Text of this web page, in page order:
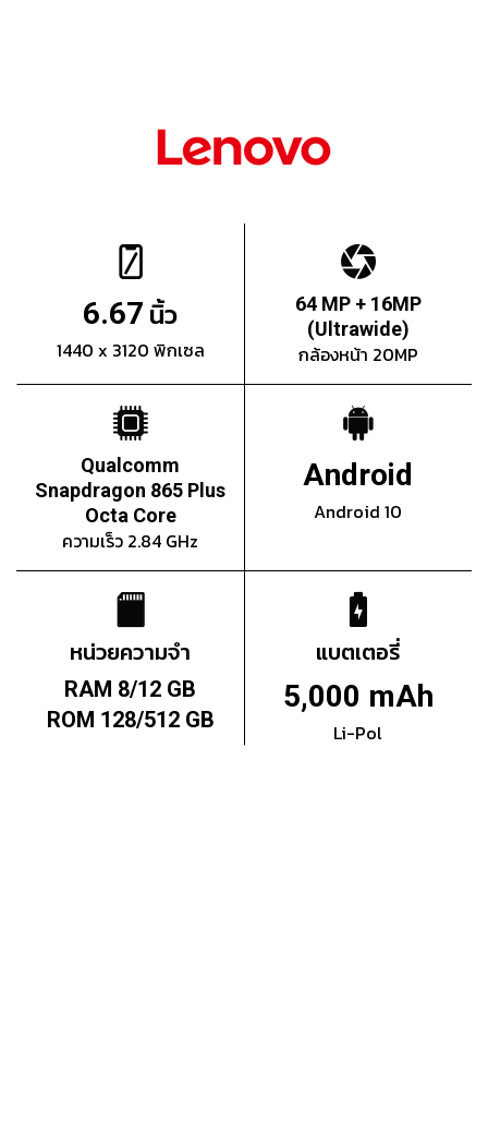
6.67 นิ้ว
1440 x 3120 พิกเซล
64 MP + 16MP
(Ultrawide)
กล้องหน้า 20MP
Qualcomm
Snapdragon 865 Plus
Octa Core
ความเร็ว 2.84 GHz
Android
Android 10
หน่วยความจำ
RAM 8/12 GB
ROM 128/512 GB
แบตเตอรี่
5,000 mAh
Li-Pol